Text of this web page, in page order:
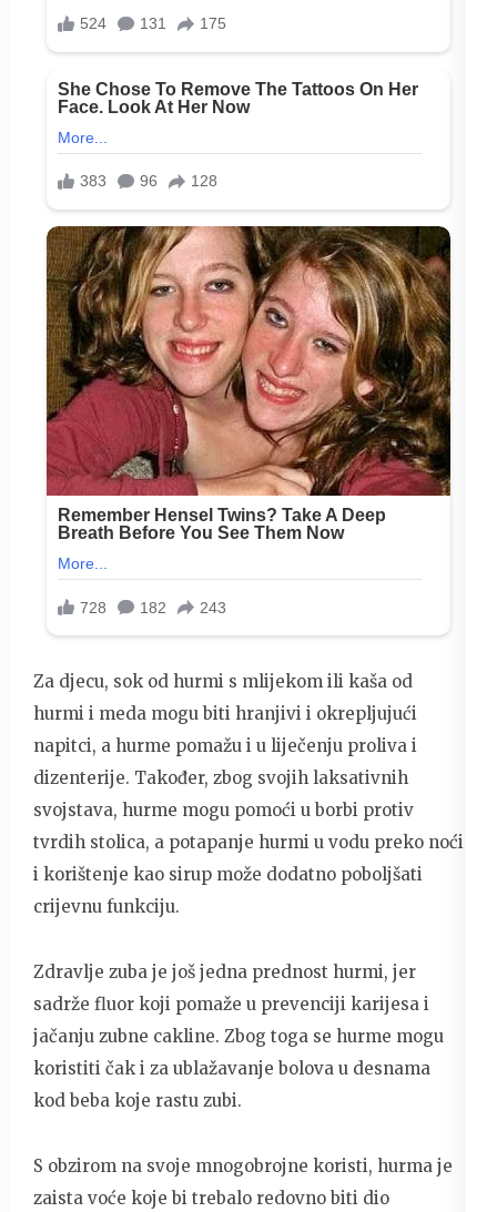
Za djecu, sok od hurmi s mlijekom ili kaša od
hurmi i meda mogu biti hranjivi i okrepljujući
napitci, a hurme pomažu i u liječenju proliva i
dizenterije. Također, zbog svojih laksativnih
svojstava, hurme mogu pomoći u borbi protiv
tvrdih stolica, a potapanje hurmi u vodu preko noći
i korištenje kao sirup može dodatno poboljšati
crijevnu funkciju.
Zdravlje zuba je još jedna prednost hurmi, jer
sadrže fluor koji pomaže u prevenciji karijesa i
jačanju zubne cakline. Zbog toga se hurme mogu
koristiti čak i za ublažavanje bolova u desnama
kod beba koje rastu zubi.
S obzirom na svoje mnogobrojne koristi, hurma je
zaista voće koje bi trebalo redovno biti dio